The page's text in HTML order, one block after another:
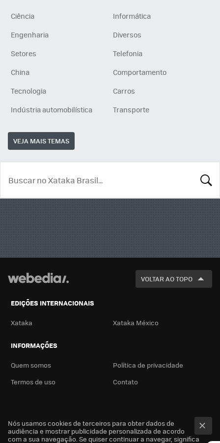
Ciência
Informática
Engenharia
Diversos
Setores
Telefonia
China
Comportamento
Tecnologia
Carros
Indústria automobilística
Transporte
VEJA MAIS TEMAS
VOLTAR AO TOPO
EDIÇÕES INTERNACIONAIS
Xataka Xataka México
INFORMAÇÕES
Quem somos
Política de privacidade
Termos de uso
Contato
Nós usamos cookies de terceiros para obter dados de
audiência e mostrar publicidade personalizada de acordo
com a sua navegação. Se quiser continuar a navegar, significa